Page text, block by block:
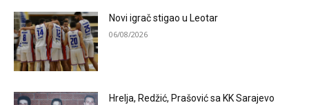
Novi igrač stigao u Leotar
06/08/2026
Hrelja, Redžić, Prašović sa KK Sarajevo